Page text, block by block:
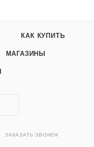
КАК КУПИТЬ
МАГАЗИНЫ
ЗАКАЗАТЬ ЗВОНОК